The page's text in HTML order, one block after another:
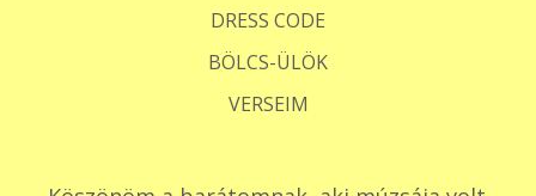
DRESS CODE
BÖLCS-ÜLÖK
VERSEIM